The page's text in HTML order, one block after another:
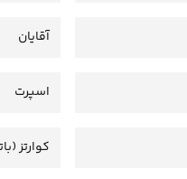
آقایان
اسپرت
کوارتز